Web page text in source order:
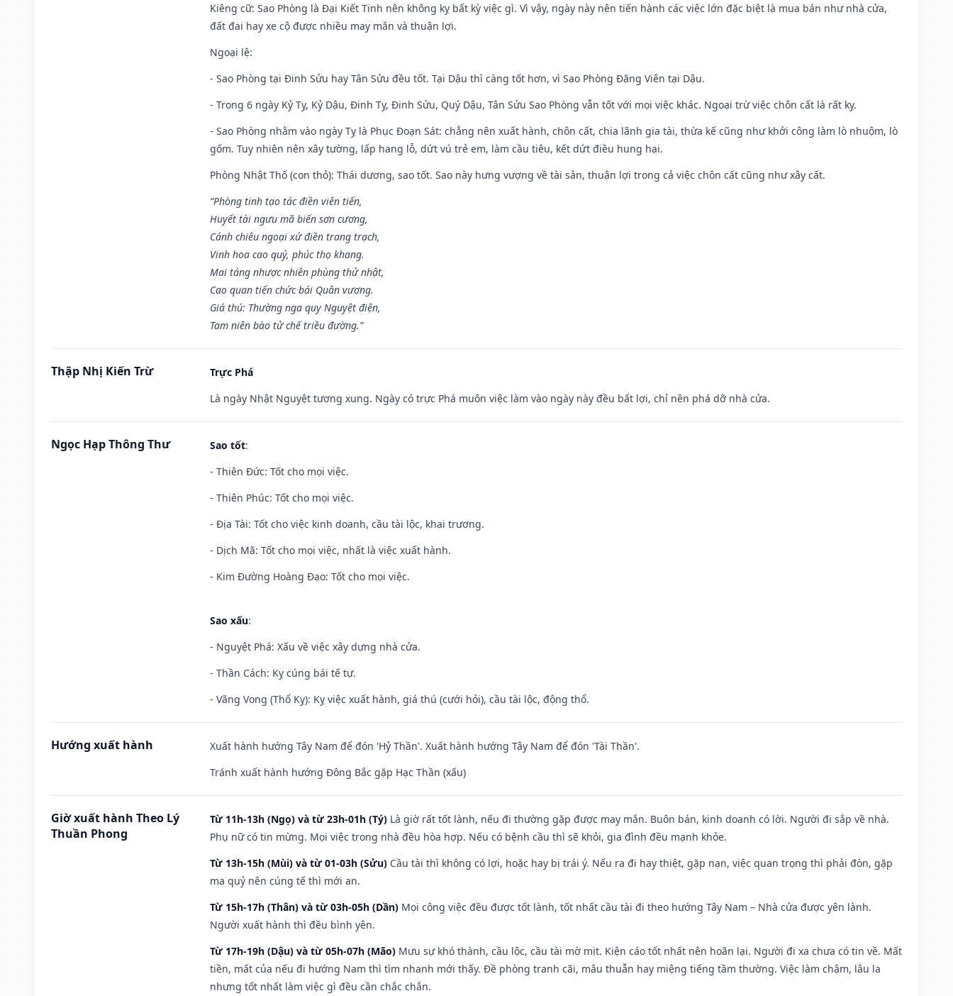
Kiêng cữ: Sao Phòng là Đại Kiết Tinh nên không kỵ bất kỳ việc gì. Vì vậy, ngày này nên tiến hành các việc lớn đặc biệt là mua bán như nhà cửa,
đất đai hay xe cộ được nhiều may mắn và thuận lợi.
Ngoại lệ:
- Sao Phòng tại Đinh Sửu hay Tân Sửu đều tốt. Tại Dậu thì càng tốt hơn, vì Sao Phòng Đăng Viên tại Dậu.
- Trong 6 ngày Kỷ Tỵ, Kỷ Dậu, Đinh Tỵ, Đinh Sửu, Quý Dậu, Tân Sửu Sao Phòng vẫn tốt với mọi việc khác. Ngoại trừ việc chôn cất là rất kỵ.
- Sao Phòng nhằm vào ngày Tỵ là Phục Đoạn Sát: chẳng nên xuất hành, chôn cất, chia lãnh gia tài, thừa kế cũng như khởi công làm lò nhuộm, lò
gốm. Tuy nhiên nên xây tường, lấp hang lỗ, dứt vú trẻ em, làm cầu tiêu, kết dứt điều hung hại.
Phòng Nhật Thố (con thỏ): Thái dương, sao tốt. Sao này hưng vượng về tài sản, thuận lợi trong cả việc chôn cất cũng như xây cất.
“Phòng tinh tạo tác điền viên tiến,
Huyết tài ngưu mã biến sơn cương,
Cánh chiêu ngoại xứ điền trang trạch,
Vinh hoa cao quý, phúc thọ khang.
Mai táng nhược nhiên phùng thử nhật,
Cao quan tiến chức bái Quân vương.
Giá thú: Thường nga quy Nguyệt điện,
Tam niên bào tử chế triều đường.”
Thập Nhị Kiến Trừ
Trực Phá
Là ngày Nhật Nguyệt tương xung. Ngày có trực Phá muôn việc làm vào ngày này đều bất lợi, chỉ nên phá dỡ nhà cửa.
Ngọc Hạp Thông Thư Sao tốt:
- Thiên Đức: Tốt cho mọi việc.
- Thiên Phúc: Tốt cho mọi việc.
- Địa Tài: Tốt cho việc kinh doanh, cầu tài lộc, khai trương.
- Dịch Mã: Tốt cho mọi việc, nhất là việc xuất hành.
- Kim Đường Hoàng Đạo: Tốt cho mọi việc.
Sao xấu:
- Nguyệt Phá: Xấu về việc xây dựng nhà cửa.
- Thần Cách: Kỵ cúng bái tế tự.
- Vãng Vong (Thổ Kỵ): Kỵ việc xuất hành, giá thú (cưới hỏi), cầu tài lộc, động thổ.
Hướng xuất hành
Xuất hành hướng Tây Nam để đón 'Hỷ Thần'. Xuất hành hướng Tây Nam để đón 'Tài Thần'.
Tránh xuất hành hướng Đông Bắc gặp Hạc Thần (xấu)
Giờ xuất hành Theo Lý
Thuần Phong
Từ 11h-13h (Ngọ) và từ 23h-01h (Tý) Là giờ rất tốt lành, nếu đi thường gặp được may mắn. Buôn bán, kinh doanh có lời. Người đi sắp về nhà.
Phụ nữ có tin mừng. Mọi việc trong nhà đều hòa hợp. Nếu có bệnh cầu thì sẽ khỏi, gia đình đều mạnh khỏe.
Từ 13h-15h (Mùi) và từ 01-03h (Sửu) Cầu tài thì không có lợi, hoặc hay bị trái ý. Nếu ra đi hay thiệt, gặp nạn, việc quan trọng thì phải đòn, gặp
ma quỷ nên cúng tế thì mới an.
Từ 15h-17h (Thân) và từ 03h-05h (Dần) Mọi công việc đều được tốt lành, tốt nhất cầu tài đi theo hướng Tây Nam – Nhà cửa được yên lành.
Người xuất hành thì đều bình yên.
Từ 17h-19h (Dậu) và từ 05h-07h (Mão) Mưu sự khó thành, cầu lộc, cầu tài mờ mịt. Kiện cáo tốt nhất nên hoãn lại. Người đi xa chưa có tin về. Mất
tiền, mất của nếu đi hướng Nam thì tìm nhanh mới thấy. Đề phòng tranh cãi, mâu thuẫn hay miệng tiếng tầm thường. Việc làm chậm, lâu la
nhưng tốt nhất làm việc gì đều cần chắc chắn.